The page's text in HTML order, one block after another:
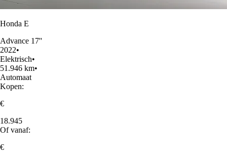
Honda E
Advance 17''
2022•
Elektrisch•
51.946 km•
Automaat
Kopen:
€
18.945
Of vanaf:
€